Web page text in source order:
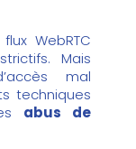
WebRTC
Mais
mal
techniques
abus de